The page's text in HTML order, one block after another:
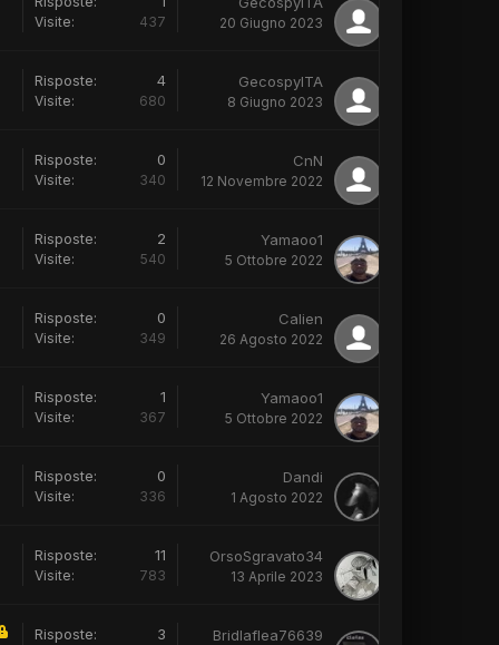
Visite: 437 20 Giugno 2023
Risposte: 4
Visite: 680
GecospyITA
8 Giugno 2023
Risposte: 0
Visite: 340
CnN
12 Novembre 2022
Risposte: 2
Visite: 540
Yamaoo1
5 Ottobre 2022
Risposte: 0
Visite: 349
Calien
26 Agosto 2022
Risposte: 1
Visite: 367
Yamaoo1
5 Ottobre 2022
Risposte: 0
Visite: 336
Dandi
1 Agosto 2022
Risposte: 11
Visite: 783
OrsoSgravato34
13 Aprile 2023
Risposte: 3 Bridlaflea76639